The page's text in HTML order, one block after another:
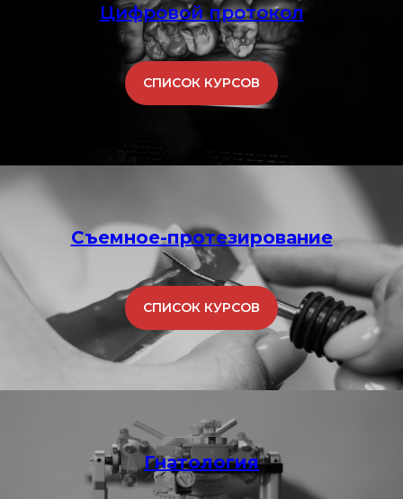
Цифровой протокол
СПИСОК КУРСОВ
Съемное-протезирование
СПИСОК КУРСОВ
Гнатология